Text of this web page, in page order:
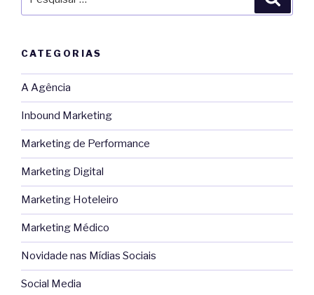
CATEGORIAS
A Agência
Inbound Marketing
Marketing de Performance
Marketing Digital
Marketing Hoteleiro
Marketing Médico
Novidade nas Mídias Sociais
Social Media